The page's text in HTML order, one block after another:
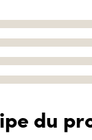
du